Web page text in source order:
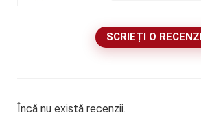
SCRIEȚI O
Încă nu există recenzii.